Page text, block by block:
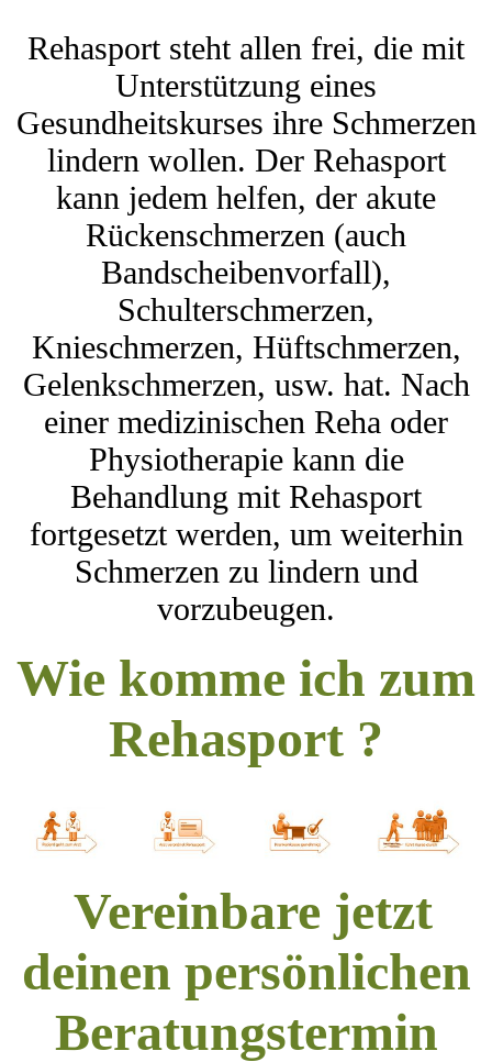
Rehasport steht allen frei, die mit
Unterstützung eines
Gesundheitskurses ihre Schmerzen
lindern wollen. Der Rehasport
kann jedem helfen, der akute
Rückenschmerzen (auch
Bandscheibenvorfall),
Schulterschmerzen,
Knieschmerzen, Hüftschmerzen,
Gelenkschmerzen, usw. hat. Nach
einer medizinischen Reha oder
Physiotherapie kann die
Behandlung mit Rehasport
fortgesetzt werden, um weiterhin
Schmerzen zu lindern und
vorzubeugen.
Wie komme ich zum
Rehasport ?
Vereinbare jetzt
deinen persönlichen
Beratungstermin